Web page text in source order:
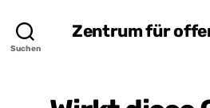
Suchen
Zentrum für